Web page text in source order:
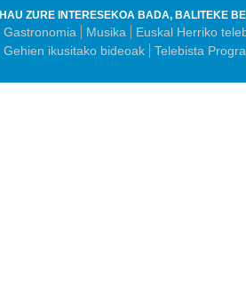
HAU ZURE INTERESEKOA BADA, BALITEKE
Gastronomia Musika Euskal Herriko
Gehien ikusitako bideoak
Telebista